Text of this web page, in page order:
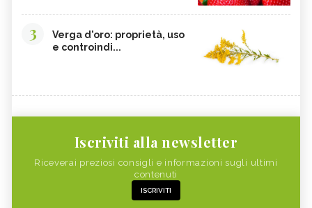
3
Verga d'oro: proprietà, uso
e controindi...
Iscriviti alla newsletter
Riceverai preziosi consigli e informazioni sugli ultimi
contenuti
ISCRIVITI